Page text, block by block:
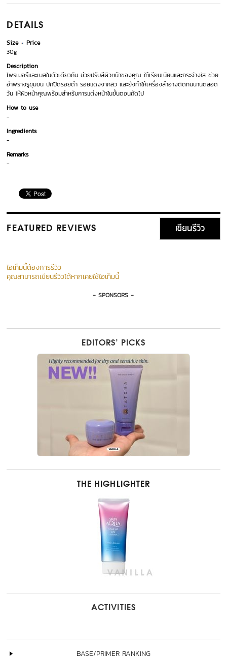
DETAILS
Size
Price
30g
Description
ไพรเมอร์และเบสในตัวเดียวกัน ช่วยปรับสีผิวหน้าของคุณ ให้เรียบเนียนและกระจ่างใส ช่วย
อำพรางรูขุมขน ปกปิดรอยดำ รอยแดงจากสิว และยังทำให้เครื่องสำอางติดทนนานตลอด
วัน ให้ผิวหน้าคุณพร้อมสำหรับการแต่งหน้าในขั้นตอนถัดไป
How to use
-
Ingredients
-
Remarks
-
FEATURED REVIEWS เขียนรีวิว
ไอเท็มนี้ต้องการรีวิว
คุณสามารถเขียนรีวิวได้หากเคยใช้ไอเท็มนี้
- SPONSORS -
EDITORS’ PICKS
THE HIGHLIGHTER
ACTIVITIES
BASE/PRIMER RANKING